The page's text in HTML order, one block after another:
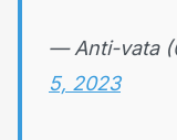
— Anti-vata
5, 2023